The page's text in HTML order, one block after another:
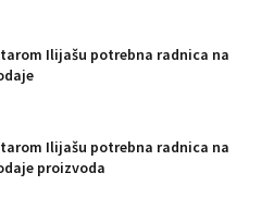
Ilijašu potrebna radnica na
Ilijašu potrebna radnica na
proizvoda